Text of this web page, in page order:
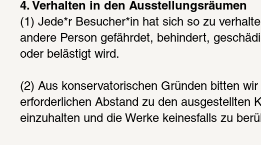
4. Verhalten in den Ausstellungsräumen
(1) Jede*r Besucher*in hat sich so zu
andere Person gefährdet, behindert,
oder belästigt wird.
(2) Aus konservatorischen Gründen bitten wir
erforderlichen Abstand zu den ausgestellten
einzuhalten und die Werke keinesfalls zu